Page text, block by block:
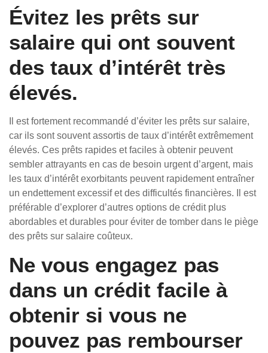
Évitez les prêts sur
salaire qui ont souvent
des taux d’intérêt très
élevés.
Il est fortement recommandé d’éviter les prêts sur salaire,
car ils sont souvent assortis de taux d’intérêt extrêmement
élevés. Ces prêts rapides et faciles à obtenir peuvent
sembler attrayants en cas de besoin urgent d’argent, mais
les taux d’intérêt exorbitants peuvent rapidement entraîner
un endettement excessif et des difficultés financières. Il est
préférable d’explorer d’autres options de crédit plus
abordables et durables pour éviter de tomber dans le piège
des prêts sur salaire coûteux.
Ne vous engagez pas
dans un crédit facile à
obtenir si vous ne
pouvez pas rembourser